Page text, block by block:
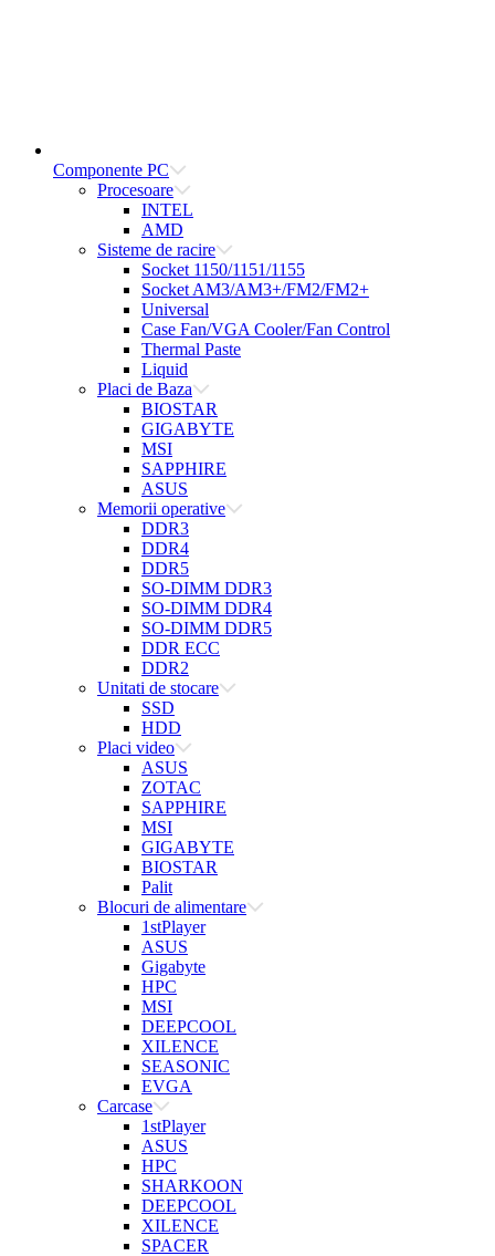
Componente PC
Procesoare
INTEL
AMD
Sisteme de racire
Socket 1150/1151/1155
Socket AM3/AM3+/FM2/FM2+
Universal
Case Fan/VGA Cooler/Fan Control
Thermal Paste
Liquid
Placi de Baza
BIOSTAR
GIGABYTE
MSI
SAPPHIRE
ASUS
Memorii operative
DDR3
DDR4
DDR5
SO-DIMM DDR3
SO-DIMM DDR4
SO-DIMM DDR5
DDR ECC
DDR2
Unitati de stocare
SSD
HDD
Placi video
ASUS
ZOTAC
SAPPHIRE
MSI
GIGABYTE
BIOSTAR
Palit
Blocuri de alimentare
1stPlayer
ASUS
Gigabyte
HPC
MSI
DEEPCOOL
XILENCE
SEASONIC
EVGA
Carcase
1stPlayer
ASUS
HPC
SHARKOON
DEEPCOOL
XILENCE
SPACER